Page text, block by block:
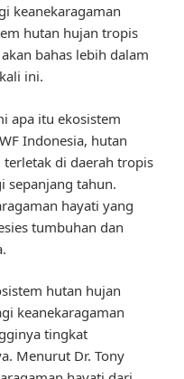
keanekaragaman
hutan hujan tropis
bahas lebih dalam
ini.
apa itu ekosistem
Indonesia, hutan
di daerah tropis
sepanjang tahun.
hayati yang
tumbuhan dan
hutan hujan
keanekaragaman
tingkat
Menurut Dr. Tony